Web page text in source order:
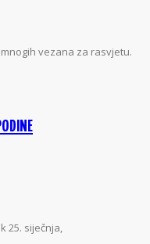
vezana za rasvjetu.
25. siječnja,